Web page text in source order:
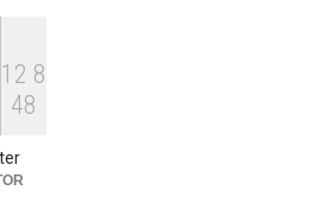
বৈশ্বিক প্রতিযোগিতা সক্ষমতা বাড়াতে
পোশাক শিল্পে নতুন উদ্যোগ
1 2 8
48